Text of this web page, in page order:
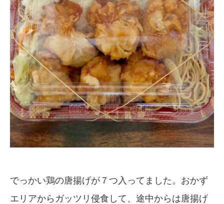
でっかい鶏の唐揚げが７つ入ってました。おかず
エリアからガッツリ侵食して、途中からは唐揚げ